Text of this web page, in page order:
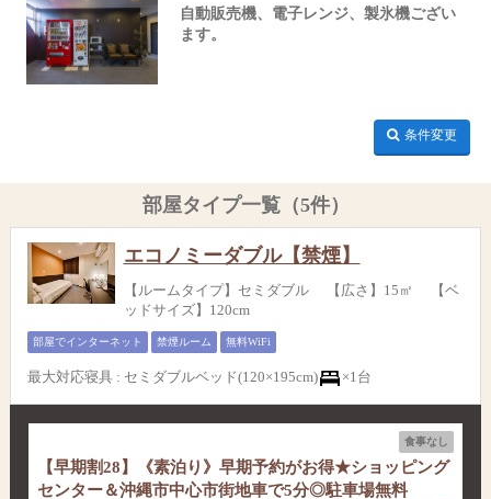
自動販売機、電子レンジ、製氷機ござい
ます。
条件変更
部屋タイプ一覧（5件）
エコノミーダブル【禁煙】
【ルームタイプ】セミダブル 【広さ】15㎡ 【ベ
ッドサイズ】120cm
部屋でインターネット 禁煙ルーム 無料WiFi
最大対応寝具 : セミダブルベッド(120×195cm) ×1台
食事なし
【早期割28】《素泊り》早期予約がお得★ショッピング
センター＆沖縄市中心市街地車で5分◎駐車場無料